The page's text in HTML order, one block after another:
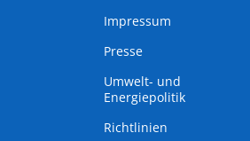
Impressum
Presse
Umwelt- und
Energiepolitik
Richtlinien